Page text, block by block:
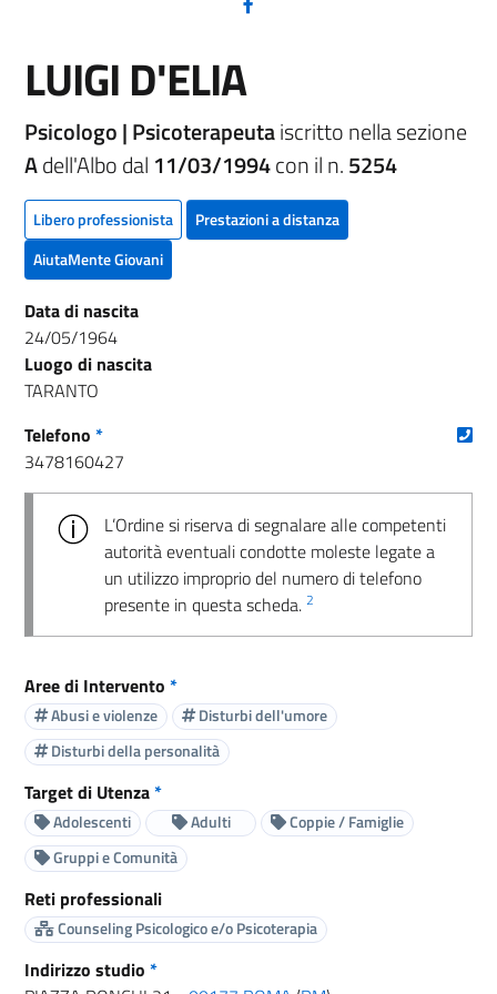
LUIGI D'ELIA
Psicologo | Psicoterapeutaiscritto nella sezione
Adell'Albo dal 11/03/1994con il n.5254
Libero professionista
Prestazioni a distanza
AiutaMente Giovani
Data di nascita
24/05/1964
Luogo di nascita
TARANTO
Telefono *
3478160427
L’Ordine si riserva di segnalare alle competenti
autorità eventuali condotte moleste legate a
un utilizzo improprio del numero di telefono
presente in questa scheda. 2
Aree di Intervento *
Abusi e violenze
Disturbi dell'umore
Disturbi della personalità
Target di Utenza*
Adolescenti Adulti
Coppie / Famiglie
Gruppi e Comunità
Reti professionali
Counseling Psicologico e/o Psicoterapia
Indirizzo studio *